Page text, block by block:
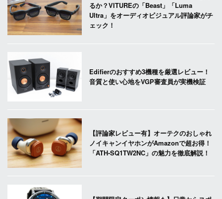
るか？VITUREの「Beast」「Luma
Ultra」をオーディオビジュアル評論家がチ
ェック！
Edifierのおすすめ3機種を厳選レビュー！
音質と使い心地をVGP審査員が実機検証
【評論家レビュー有】オーテクのおしゃれ
ノイキャンイヤホンがAmazonで超お得！
「ATH-SQ1TW2NC」の魅力を徹底解説！